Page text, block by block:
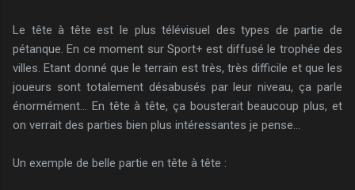
Le tête à tête est le plus télévisuel des types de partie de
pétanque. En ce moment sur Sport+ est diffusé le trophée des
villes. Etant donné que le terrain est très, très difficile et que les
joueurs sont totalement désabusés par leur niveau, ça parle
énormément... En tête à tête, ça bousterait beaucoup plus, et
on verrait des parties bien plus intéressantes je pense...
Un exemple de belle partie en tête à tête :